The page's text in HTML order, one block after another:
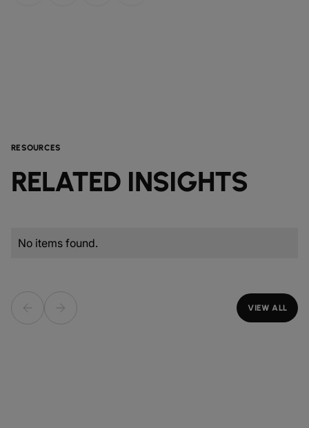
RESOURCES
RELATED INSIGHTS
No items found.
VIEW ALL